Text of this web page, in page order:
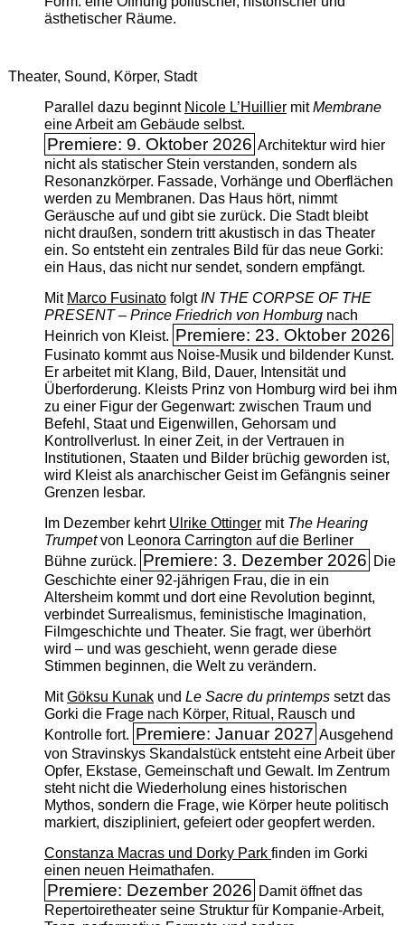
ästhetischer Räume.
Theater, Sound, Körper, Stadt
Parallel dazu beginnt Nicole L’Huilliermit ­Membrane
eine Arbeit am Gebäude selbst.
Premiere: 9. Oktober 2026 Architektur wird hier
nicht als statischer Stein verstanden, sondern als
Resonanzkörper. Fassade, Vorhänge und Oberflächen
werden zu Membranen. Das Haus hört, nimmt
Geräusche auf und gibt sie zurück. Die Stadt bleibt
nicht draußen, sondern tritt akustisch in das Theater
ein. So entsteht ein zentrales Bild für das neue Gorki:
ein Haus, das nicht nur sendet, sondern empfängt.
Mit Marco FusinatofolgtIN THE CORPSE OF THE
PRESENT – Prince Friedrich von Homburgnach
Heinrich von Kleist. Premiere: 23. Oktober 2026
Fusinato kommt aus Noise-Musik und bildender Kunst.
Er arbeitet mit Klang, Bild, Dauer, Intensität und
Überforderung. Kleists Prinz von Homburg wird bei ihm
zu einer Figur der Gegenwart: zwischen Traum und
Befehl, Staat und Eigenwillen, Gehorsam und
Kontrollverlust. In einer Zeit, in der Vertrauen in
Institutionen, Staaten und Bilder brüchig geworden ist,
wird Kleist als anarchischer Geist im Gefängnis seiner
Grenzen lesbar.
Im Dezember kehrt Ulrike Ottingermit The ­Hearing
Trumpetvon Leonora Carrington auf die Berliner
Bühne zurück. Premiere: 3. Dezember 2026 Die
Geschichte einer 92-jährigen Frau, die in ein
Altersheim kommt und dort eine Revolution beginnt,
verbindet Surrealismus, feministische Imagination,
Filmgeschichte und Theater. Sie fragt, wer überhört
wird – und was geschieht, wenn gerade diese
Stimmen beginnen, die Welt zu verändern.
MitGöksu Kunakund Le Sacre du printempssetzt das
Gorki die Frage nach Körper, Ritual, Rausch und
Kontrolle fort. Premiere: Januar 2027 Ausgehend
von Stravinskys Skandalstück entsteht eine Arbeit über
Opfer, Ekstase, Gemeinschaft und Gewalt. Im Zentrum
steht nicht die Wiederholung eines historischen
Mythos, sondern die Frage, wie Körper heute politisch
markiert, diszipliniert, gefeiert oder geopfert werden.
Constanza Macras und Dorky Park finden im Gorki
einen neuen Heimathafen.
Premiere: Dezember 2026 Damit öffnet das
Repertoiretheater seine Struktur für Kompanie-Arbeit,